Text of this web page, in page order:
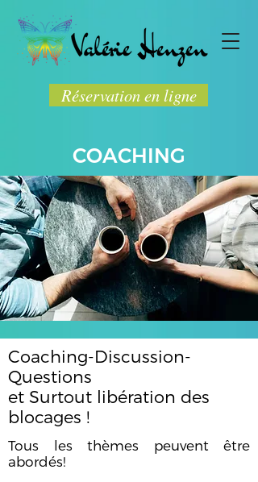
Réservation en ligne
COACHING
Coaching-Discussion-
Questions
et Surtout libération des
blocages !
Tous les thèmes peuvent être
abordés!